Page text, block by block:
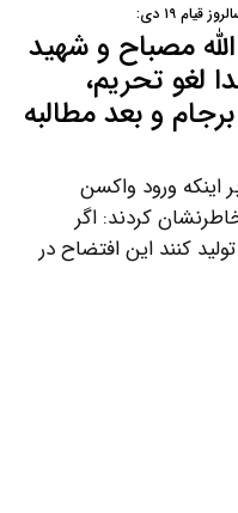
۱۹ دی:
مصباح و شهید
لغو تحریم،
و بعد مطالبه
اینکه ورود واکسن
کردند: اگر
کنند این افتضاح در